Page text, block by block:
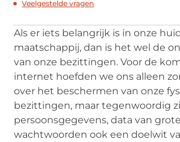
Veelgestelde vragen
Als er iets belangrijk is in onze
maatschappij, dan is het wel de
van onze bezittingen. Voor de
internet hoefden we ons alleen
over het beschermen van onze
bezittingen, maar tegenwoordig
persoonsgegevens, data van
wachtwoorden ook een doelwit